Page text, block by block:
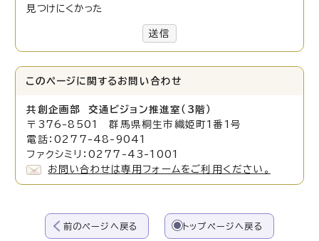
見つけにくかった
送信
このページに関する お問い合わせ
共創企画部 交通ビジョン推進室（3階）
〒376-8501 群馬県桐生市織姫町1番1号
電話：0277-48-9041
ファクシミリ：0277-43-1001
お問い合わせは専用フォームをご利用ください。
前のページへ戻る トップページへ戻る